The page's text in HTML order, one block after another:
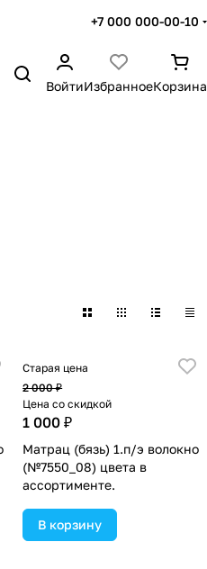
+7 000 000-00-10
ВойтиИзбранноеКорзина
Старая цена
2 000 ₽
Цена со скидкой
1 000 ₽
Матрац (бязь) 1.п/э волокно
(№7550_08) цвета в
ассортименте.
В корзину